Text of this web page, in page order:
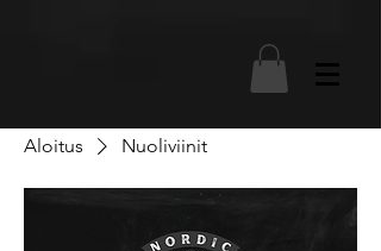
Aloitus Nuoliviinit